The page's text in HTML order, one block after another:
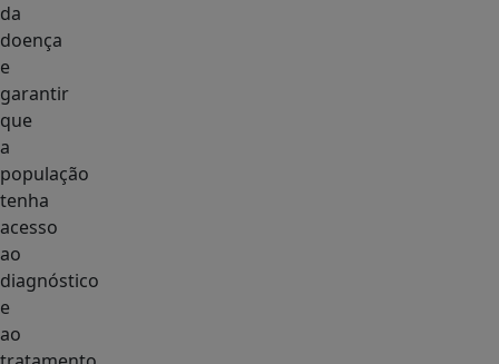
da
doença
e
garantir
que
a
população
tenha
acesso
ao
diagnóstico
e
ao